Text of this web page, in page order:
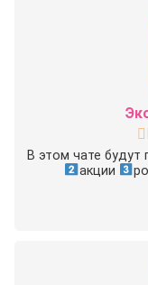
В этом чате будут
акции